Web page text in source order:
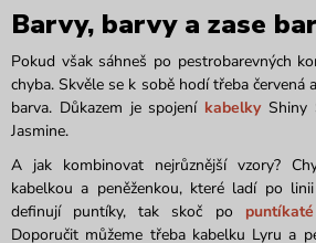
Barvy, barvy a zase
Pokud však sáhneš po pestrobarevných
chyba. Skvěle se k sobě hodí třeba červená
barva. Důkazem je spojení kabelkyShiny
Jasmine.
A jak kombinovat nejrůznější vzory?
kabelkou a peněženkou, které ladí po
definují puntíky, tak skoč po
Doporučit můžeme třeba kabelku Lyru a